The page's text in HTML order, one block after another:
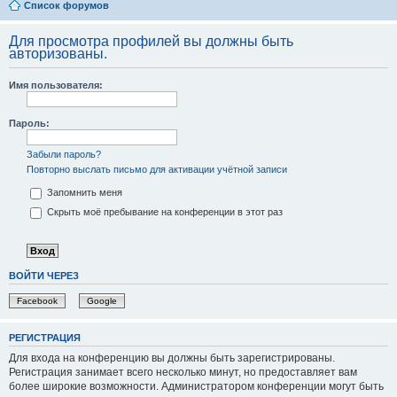
Список форумов
Для просмотра профилей вы должны быть
авторизованы.
Имя пользователя:
Пароль:
Забыли пароль?
Повторно выслать письмо для активации учётной записи
Запомнить меня
Скрыть моё пребывание на конференции в этот раз
ВОЙТИ ЧЕРЕЗ
Facebook Google
РЕГИСТРАЦИЯ
Для входа на конференцию вы должны быть зарегистрированы.
Регистрация занимает всего несколько минут, но предоставляет вам
более широкие возможности. Администратором конференции могут быть